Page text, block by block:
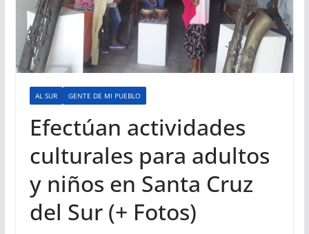
AL SUR GENTE DE MI PUEBLO
Efectúan actividades
culturales para adultos
y niños en Santa Cruz
del Sur (+ Fotos)